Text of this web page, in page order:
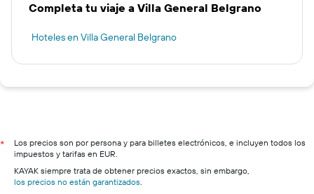
Completa tu viaje a Villa General Belgrano
Hoteles en Villa General Belgrano
*
Los precios son por persona y para billetes electrónicos, e incluyen todos los
impuestos y tarifas en EUR.
KAYAK siempre trata de obtener precios exactos, sin embargo,
los precios no están garantizados.